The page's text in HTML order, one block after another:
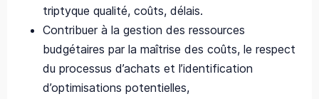
triptyque qualité, coûts, délais.
Contribuer à la gestion des ressources
budgétaires par la maîtrise des coûts, le respect
du processus d’achats et l’identification
d’optimisations potentielles,